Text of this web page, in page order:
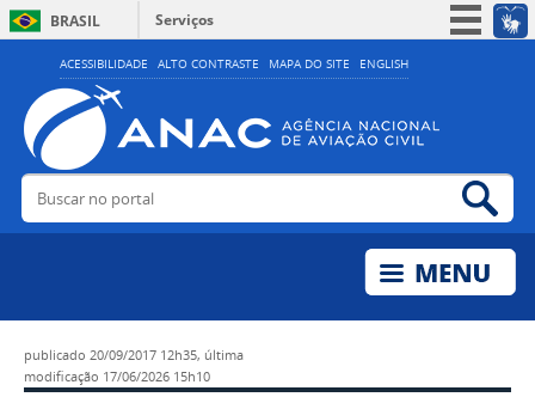
ACESSIBILIDADE ALTO CONTRASTE MAPA DO SITE ENGLISH
BRASIL
Serviços
Simplifique!
Acesso à informação
Legislação
Buscar no portal
publicado 20/09/2017 12h35, última
modificação 17/06/2026 15h10